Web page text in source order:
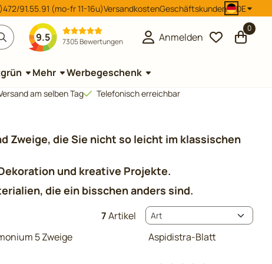
91.55.91 (mo-fr 11-16u)VersandkostenGeschäftskunden DE
9.5 7305 Bewertungen Anmelden
0
Mehr Werbegeschenk
am selben Tag
Telefonisch erreichbar
Zweige, die Sie nicht so leicht im klassischen
und kreative Projekte.
die ein bisschen anders sind.
7Artikel
Sortiermethode
5 Zweige Aspidistra-Blatt